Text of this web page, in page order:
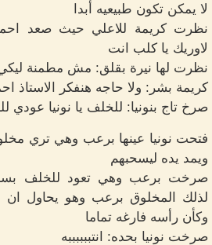
لا يمكن تكون طبيعيه أبدا
نظرت كريمة للاعلي حيث صعد
لاوريك يا كلب انت
نظرت لها نيرة بقلق: مش مطمنة
كريمة بشر: ولا حاجه هنفكر الاستاذ
صرخ تاج بنونيا: للخلف يا نونيا عودي
فتحت نونيا عينها برعب وهي تري
ويمد يده ليسحبهم
صرخت برعب وهي تعود للخلف
لذلك المخلوق برعب وهو يحاول ان
وكأن رأسه فارغه تماما
صرخت نونيا بحده: انتببببببه